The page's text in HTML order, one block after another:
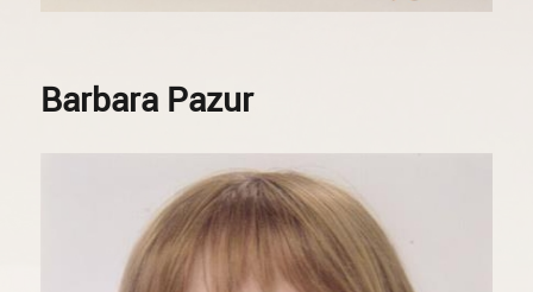
Barbara Pazur